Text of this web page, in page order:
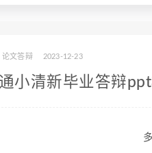
论文答辩 2023-12-23
小清新毕业答辩